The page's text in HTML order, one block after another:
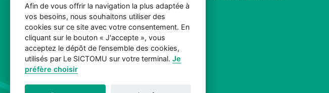
Quartier Bord Nègre – D3 Bis
30210 Argilliers
Tél.04 66 22 13 70
Afin de vous offrir la navigation la plus adaptée à
vos besoins, nous souhaitons utiliser des
cookies sur ce site avec votre consentement. En
cliquant sur le bouton « J'accepte », vous
acceptez le dépôt de l’ensemble des cookies,
utilisés par Le SICTOMU sur votre terminal. Je
préfère choisir